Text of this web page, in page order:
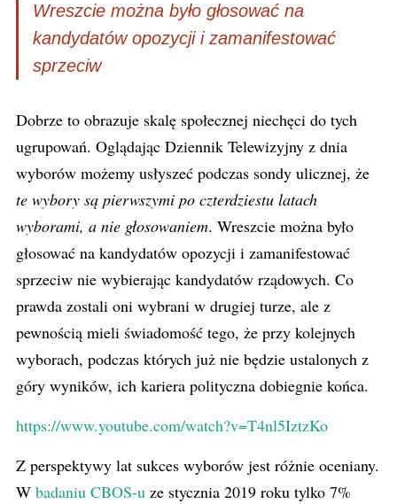
Wreszcie można było głosować na
kandydatów opozycji i zamanifestować
sprzeciw
Dobrze to obrazuje skalę społecznej niechęci do tych
ugrupowań. Oglądając Dziennik Telewizyjny z dnia
wyborów możemy usłyszeć podczas sondy ulicznej, że
te wybory są pierwszymi po czterdziestu latach
wyborami, a nie głosowaniem. Wreszcie można było
głosować na kandydatów opozycji i zamanifestować
sprzeciw nie wybierając kandydatów rządowych. Co
prawda zostali oni wybrani w drugiej turze, ale z
pewnością mieli świadomość tego, że przy kolejnych
wyborach, podczas których już nie będzie ustalonych z
góry wyników, ich kariera polityczna dobiegnie końca.
https://www.youtube.com/watch?v=T4nl5IztzKo
Z perspektywy lat sukces wyborów jest różnie oceniany.
W badaniu CBOS-u ze stycznia 2019 roku tylko 7%